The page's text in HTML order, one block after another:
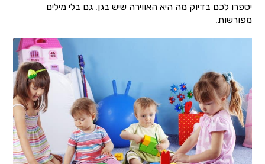
יספרו לכם בדיוק מה היא האווירה שיש בגן. גם בלי מילים
מפורשות.